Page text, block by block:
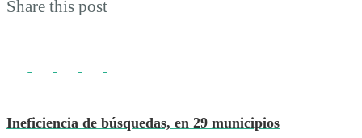
Share this post
Ineficiencia de búsquedas, en 29 municipios